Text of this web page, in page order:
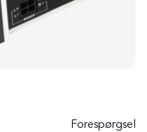
Forespørgsel